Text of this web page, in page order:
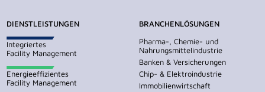
DIENSTLEISTUNGEN
Integriertes
Facility Management
Energieeffizientes
Facility Management
BRANCHENLÖSUNGEN
Pharma-, Chemie- und
Nahrungsmittelindustrie
Banken & Versicherungen
Chip- & Elektroindustrie
Immobilienwirtschaft